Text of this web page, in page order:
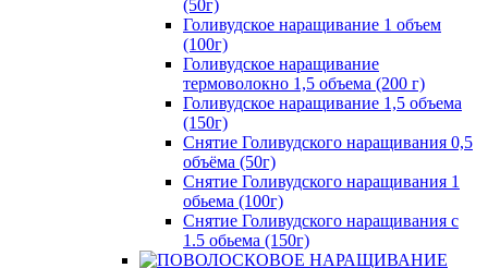
(50г)
Голивудское наращивание 1 объем
(100г)
Голивудское наращивание
термоволокно 1,5 объема (200 г)
Голивудское наращивание 1,5 объема
(150г)
Снятие Голивудского наращивания 0,5
объёма (50г)
Снятие Голивудского наращивания 1
обьема (100г)
Снятие Голивудского наращивания с
1.5 обьема (150г)